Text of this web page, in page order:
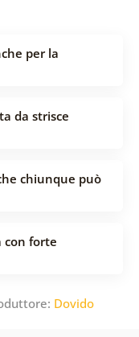
per la
da strisce
chiunque può
con forte
Dovido